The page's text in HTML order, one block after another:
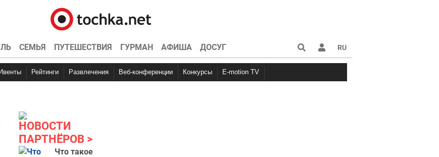
СЕМЬЯ ПУТЕШЕСТВИЯ ГУРМАН АФИША ДОСУГ RU
Ивенты Рейтинги Развлечения Веб-конференции Конкурсы E-motion TV
НОВОСТИ
ПАРТНЁРОВ
Что такое